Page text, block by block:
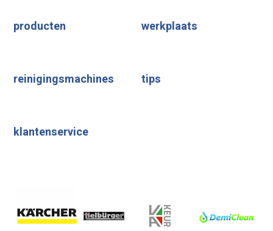
producten werkplaats
reinigingsmachines tips
klantenservice